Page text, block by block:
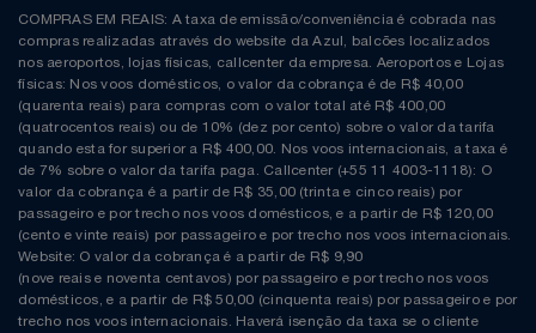
COMPRAS EM REAIS: A taxa de emissão/conveniência é cobrada nas
compras realizadas através do website da Azul, balcões localizados
nos aeroportos, lojas físicas, callcenter da empresa. Aeroportos e Lojas
físicas: Nos voos domésticos, o valor da cobrança é de R$ 40,00
(quarenta reais) para compras com o valor total até R$ 400,00
(quatrocentos reais) ou de 10% (dez por cento) sobre o valor da tarifa
quando esta for superior a R$ 400,00. Nos voos internacionais, a taxa é
de 7% sobre o valor da tarifa paga. Callcenter (+55 11 4003-1118): O
valor da cobrança é a partir de R$ 35,00 (trinta e cinco reais) por
passageiro e por trecho nos voos domésticos, e a partir de R$ 120,00
(cento e vinte reais) por passageiro e por trecho nos voos internacionais.
Website: O valor da cobrança é a partir de R$ 9,90
(nove reais e noventa centavos) por passageiro e por trecho nos voos
domésticos, e a partir de R$ 50,00 (cinquenta reais) por passageiro e por
trecho nos voos internacionais. Haverá isenção da taxa se o cliente